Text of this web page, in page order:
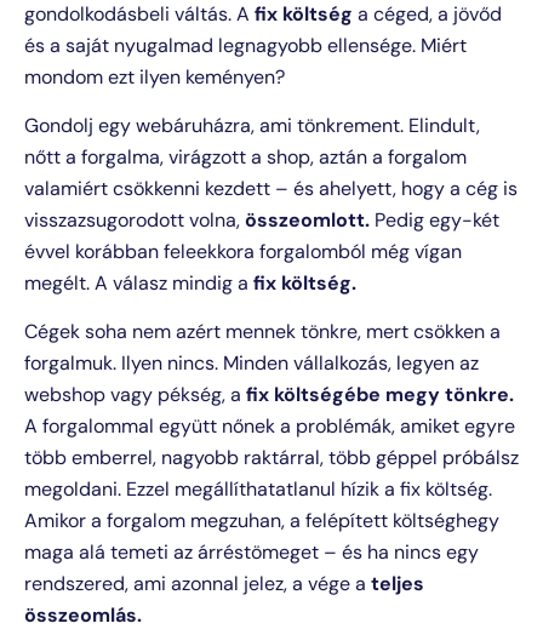
gondolkodásbeli váltás. A fix költség a céged, a jövőd
és a saját nyugalmad legnagyobb ellensége. Miért
mondom ezt ilyen keményen?
Gondolj egy webáruházra, ami tönkrement. Elindult,
nőtt a forgalma, virágzott a shop, aztán a forgalom
valamiért csökkenni kezdett – és ahelyett, hogy a cég is
visszazsugorodott volna,összeomlott. Pedig egy-két
évvel korábban feleekkora forgalomból még vígan
megélt. A válasz mindig a fix költség.
Cégek soha nem azért mennek tönkre, mert csökken a
forgalmuk. Ilyen nincs. Minden vállalkozás, legyen az
webshop vagy pékség, a fix költségébe megy tönkre.
A forgalommal együtt nőnek a problémák, amiket egyre
több emberrel, nagyobb raktárral, több géppel próbálsz
megoldani. Ezzel megállíthatatlanul hízik a fix költség.
Amikor a forgalom megzuhan, a felépített költséghegy
maga alá temeti az árréstömeget – és ha nincs egy
rendszered, ami azonnal jelez, a vége a teljes
összeomlás.